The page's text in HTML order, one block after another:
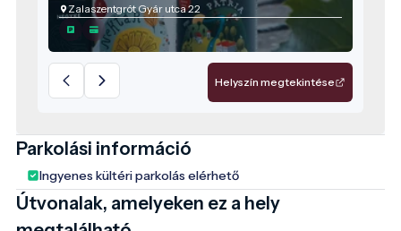
Zalaszentgrót Gyár utca 22
Helyszín megtekintése
Parkolási információ
Ingyenes kültéri parkolás elérhető
Útvonalak, amelyeken ez a hely